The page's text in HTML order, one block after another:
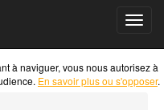
à naviguer, vous nous autorisez à
En savoir plus ou s'opposer.